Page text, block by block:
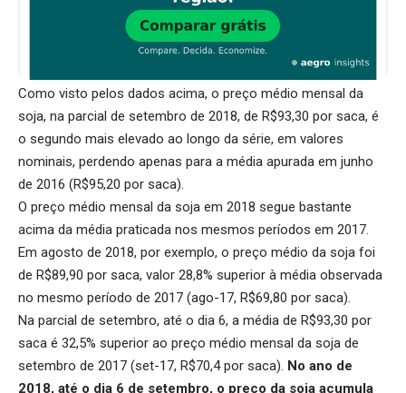
Como visto pelos dados acima, o preço médio mensal da
soja, na parcial de setembro de 2018, de R$93,30 por saca, é
o segundo mais elevado ao longo da série, em valores
nominais, perdendo apenas para a média apurada em junho
de 2016 (R$95,20 por saca).
O preço médio mensal da soja em 2018 segue bastante
acima da média praticada nos mesmos períodos em 2017.
Em agosto de 2018, por exemplo, o preço médio da soja foi
de R$89,90 por saca, valor 28,8% superior à média observada
no mesmo período de 2017 (ago-17, R$69,80 por saca).
Na parcial de setembro, até o dia 6, a média de R$93,30 por
saca é 32,5% superior ao preço médio mensal da soja de
setembro de 2017 (set-17, R$70,4 por saca). No ano de
2018, até o dia 6 de setembro, o preço da soja acumula